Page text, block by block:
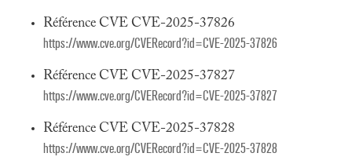
Référence CVE CVE-2025-37826
https://www.cve.org/CVERecord?id=CVE-2025-37826
Référence CVE CVE-2025-37827
https://www.cve.org/CVERecord?id=CVE-2025-37827
Référence CVE CVE-2025-37828
https://www.cve.org/CVERecord?id=CVE-2025-37828